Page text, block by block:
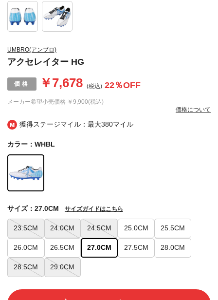
獲得ステージマイル：最大380マイル
UMBRO(アンブロ)
アクセレイター HG
メーカー希望小売価格 ￥9,900(税込)
￥7,678 (税込) 22％OFF
価格について
カラー：WHBL
23.5CM 24.0CM 24.5CM 25.0CM 25.5CM
26.0CM 26.5CM 27.0CM 27.5CM 28.0CM
28.5CM 29.0CM
サイズ：27.0CM サイズガイドはこちら